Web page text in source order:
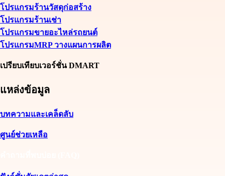
โปรแกรมร้านวัสดุก่อสร้าง
โปรแกรมร้านเช่า
โปรแกรมขายอะไหล่รถยนต์
โปรแกรมMRP วางแผนการผลิต
เปรียบเทียบเวอร์ชั่น DMART
แหล่งข้อมูล
บทความและเคล็ดลับ
ศูนย์ช่วยเหลือ